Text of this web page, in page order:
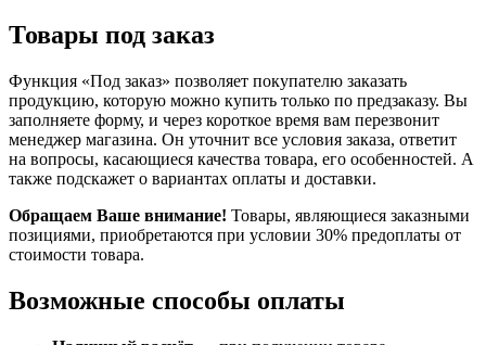
Товары под заказ
Функция «Под заказ» позволяет покупателю заказать
продукцию, которую можно купить только по предзаказу. Вы
заполняете форму, и через короткое время вам перезвонит
менеджер магазина. Он уточнит все условия заказа, ответит
на вопросы, касающиеся качества товара, его особенностей. А
также подскажет о вариантах оплаты и доставки.
Обращаем Ваше внимание! Товары, являющиеся заказными
позициями, приобретаются при условии 30% предоплаты от
стоимости товара.
Возможные способы оплаты